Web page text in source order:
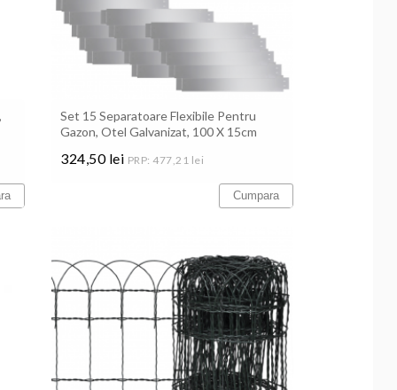
Set 15 Separatoare Flexibile Pentru
Gazon, Otel Galvanizat, 100 X 15cm
324,50 lei PRP: 477,21 lei
Cumpara